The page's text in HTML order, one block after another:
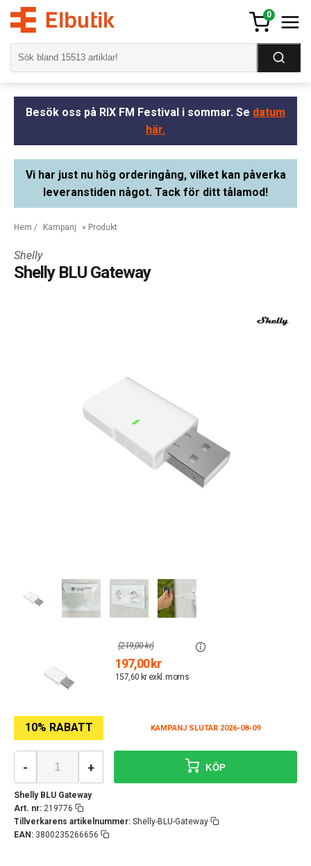
0
Besök oss på RIX FM Festival i sommar. Se datum
här.
Vi har just nu hög orderingång, vilket kan påverka
leveranstiden något. Tack för ditt tålamod!
Hem / Kampanj » Produkt
Shelly
Shelly BLU Gateway
10% RABATT KAMPANJ SLUTAR 2026-08-09
197,00 kr
157,60 kr exkl. moms
(219,00 kr)
Shelly BLU Gateway
Art. nr: 219776
Tillverkarens artikelnummer: Shelly-BLU-Gateway
EAN: 3800235266656
- + KÖP